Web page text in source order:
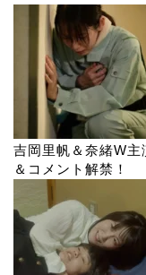
吉岡里帆＆奈緒W
＆コメント解禁！